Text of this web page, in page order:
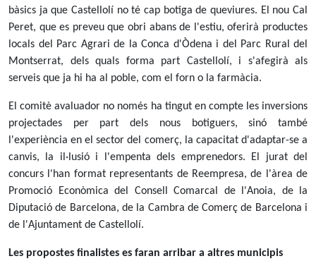
bàsics ja que Castellolí no té cap botiga de queviures. El nou Cal
Peret, que es preveu que obri abans de l'estiu, oferirà productes
locals del Parc Agrari de la Conca d'Òdena i del Parc Rural del
Montserrat, dels quals forma part Castellolí, i s'afegirà als
serveis que ja hi ha al poble, com el forn o la farmàcia.
El comitè avaluador no només ha tingut en compte les inversions
projectades per part dels nous botiguers, sinó també
l'experiència en el sector del comerç, la capacitat d'adaptar-se a
canvis, la il·lusió i l'empenta dels emprenedors. El jurat del
concurs l'han format representants de Reempresa, de l'àrea de
Promoció Econòmica del Consell Comarcal de l'Anoia, de la
Diputació de Barcelona, de la Cambra de Comerç de Barcelona i
de l'Ajuntament de Castellolí.
Les propostes finalistes es faran arribar a altres municipis